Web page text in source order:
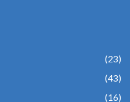
(23)
(43)
(16)